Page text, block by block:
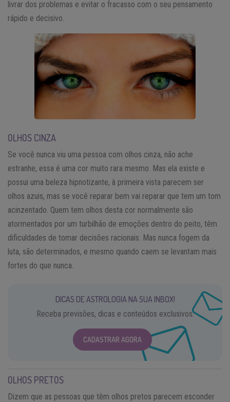
livrar dos problemas e evitar o fracasso com o seu pensamento
rápido e decisivo.
OLHOS CINZA
Se você nunca viu uma pessoa com olhos cinza, não ache
estranhe, essa é uma cor muito rara mesmo. Mas ela existe e
possui uma beleza hipnotizante, à primeira vista parecem ser
olhos azuis, mas se você reparar bem vai reparar que tem um tom
acinzentado. Quem tem olhos desta cor normalmente são
atormentados por um turbilhão de emoções dentro do peito, têm
dificuldades de tomar decisões racionais. Mas nunca fogem da
luta, são determinados, e mesmo quando caem se levantam mais
fortes do que nunca.
DICAS DE ASTROLOGIA NA SUA INBOX!
Receba previsões, dicas e conteúdos exclusivos.
CADASTRAR AGORA
OLHOS PRETOS
Dizem que as pessoas que têm olhos pretos parecem esconder